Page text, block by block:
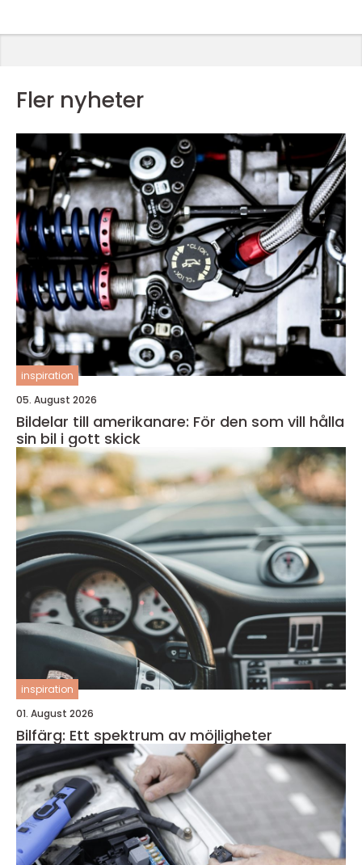
Fler nyheter
inspiration
05. August 2026
Bildelar till amerikanare: För den som vill hålla
sin bil i gott skick
inspiration
01. August 2026
Bilfärg: Ett spektrum av möjligheter